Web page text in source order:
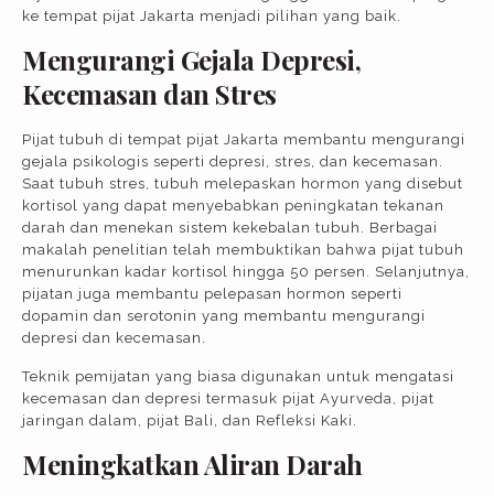
ke tempat pijat Jakarta menjadi pilihan yang baik.
Mengurangi Gejala Depresi,
Kecemasan dan Stres
Pijat tubuh di tempat pijat Jakarta membantu mengurangi
gejala psikologis seperti depresi, stres, dan kecemasan.
Saat tubuh stres, tubuh melepaskan hormon yang disebut
kortisol yang dapat menyebabkan peningkatan tekanan
darah dan menekan sistem kekebalan tubuh. Berbagai
makalah penelitian telah membuktikan bahwa pijat tubuh
menurunkan kadar kortisol hingga 50 persen. Selanjutnya,
pijatan juga membantu pelepasan hormon seperti
dopamin dan serotonin yang membantu mengurangi
depresi dan kecemasan.
Teknik pemijatan yang biasa digunakan untuk mengatasi
kecemasan dan depresi termasuk pijat Ayurveda, pijat
jaringan dalam, pijat Bali, dan Refleksi Kaki.
Meningkatkan Aliran Darah